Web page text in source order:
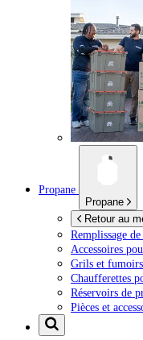
Propane
Propane
Retour au
Remplissage
Accessoires
Grils et fumoirs
Chaufferettes
Réservoirs de
Pièces et